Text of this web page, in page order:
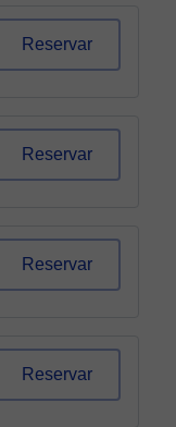
Reservar
Reservar
Reservar
Reservar